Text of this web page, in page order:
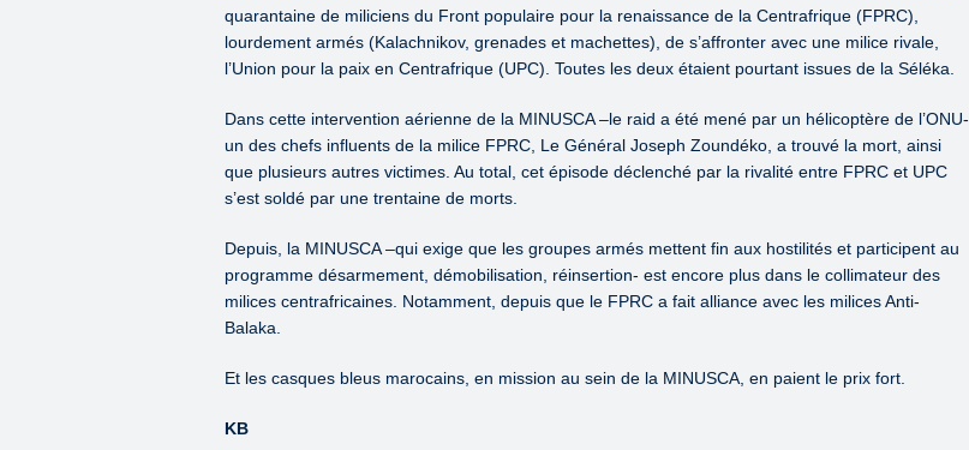
quarantaine de miliciens du Front populaire pour la renaissance de la Centrafrique (FPRC),
lourdement armés (Kalachnikov, grenades et machettes), de s’affronter avec une milice rivale,
l’Union pour la paix en Centrafrique (UPC). Toutes les deux étaient pourtant issues de la Séléka.
Dans cette intervention aérienne de la MINUSCA –le raid a été mené par un hélicoptère de l’ONU-
un des chefs influents de la milice FPRC, Le Général Joseph Zoundéko, a trouvé la mort, ainsi
que plusieurs autres victimes. Au total, cet épisode déclenché par la rivalité entre FPRC et UPC
s’est soldé par une trentaine de morts.
Depuis, la MINUSCA –qui exige que les groupes armés mettent fin aux hostilités et participent au
programme désarmement, démobilisation, réinsertion- est encore plus dans le collimateur des
milices centrafricaines. Notamment, depuis que le FPRC a fait alliance avec les milices Anti-
Balaka.
Et les casques bleus marocains, en mission au sein de la MINUSCA, en paient le prix fort.
KB